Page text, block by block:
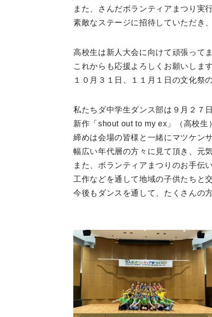
また、さんだボランティアまつり実
素敵なステージに招待していただき
高校生は新人大会に向けて頑張って
これからも応援よろしくお願いします
１０月３１日、１１月１日
私たちダ中学生ダンス部は９月２７
新作「shout out to my ex」（高校生
締めは会場の皆様と一緒にマツケン
幅広い年代層の方々に見て頂き、元
また、ボランティアまつりのお手伝
工作などを通して地域の子供たちと
今後もダンスを通して、たくさんの